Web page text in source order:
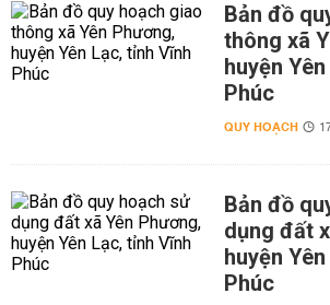
Bản đồ
thông xã
huyện
Phúc
QUY HOẠCH
Bản đồ
dụng đất
huyện
Phúc